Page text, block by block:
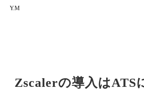
Y.M
Zscalerの導入はATS